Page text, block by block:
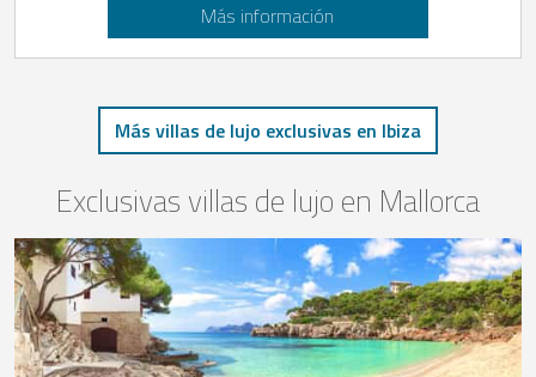
Más información
Más villas de lujo exclusivas en Ibiza
Exclusivas villas de lujo en Mallorca